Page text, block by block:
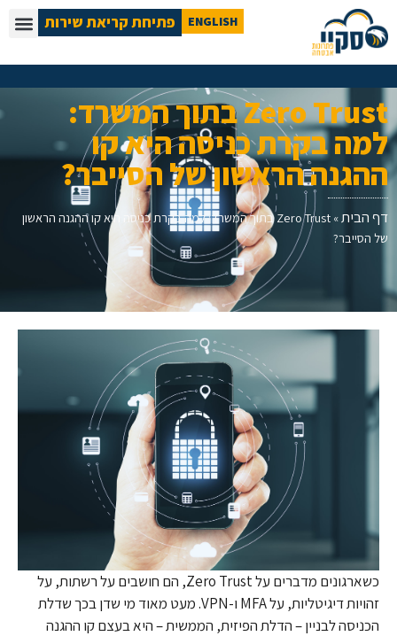
פתיחת קריאת שירות ENGLISH
Zero Trust בתוך המשרד:
למה בקרת כניסה היא קו
ההגנה הראשון של הסייבר?
דף הבית»
Zero Trust בתוך המשרד: למה בקרת כניסה היא קו ההגנה הראשון
של הסייבר?
כשארגונים מדברים על Zero Trust, הם חושבים על רשתות, על
זהויות דיגיטליות, על MFA ו-VPN. מעט מאוד מי שדן בכך שדלת
הכניסה לבניין – הדלת הפיזית, הממשית – היא בעצם קו ההגנה